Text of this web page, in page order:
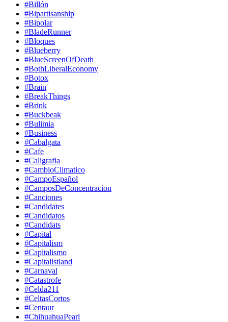
#Billón
#Bipartisanship
#Bipolar
#BladeRunner
#Bloques
#Blueberry
#BlueScreenOfDeath
#BothLiberalEconomy
#Botox
#Brain
#BreakThings
#Brink
#Buckbeak
#Bulimia
#Business
#Cabalgata
#Cafe
#Caligrafia
#CambioClimatico
#CampoEspañol
#CamposDeConcentracion
#Canciones
#Candidates
#Candidatos
#Candidats
#Capital
#Capitalism
#Capitalismo
#Capitalistland
#Carnaval
#Catastrofe
#Celda211
#CeltasCortos
#Centaur
#ChihuahuaPearl